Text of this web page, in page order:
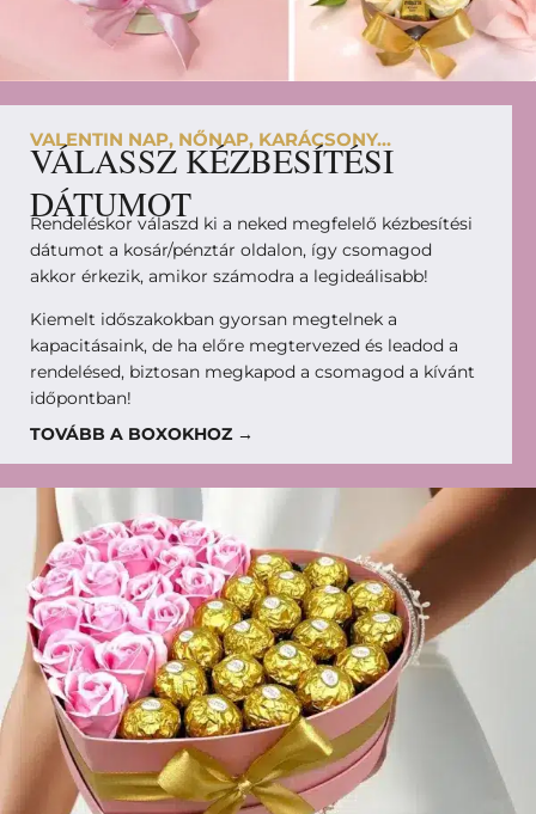
VALENTIN NAP, NŐNAP, KARÁCSONY...
VÁLASSZ KÉZBESÍTÉSI
DÁTUMOT
Rendeléskor válaszd ki a neked megfelelő kézbesítési
dátumot a kosár/pénztár oldalon, így csomagod
akkor érkezik, amikor számodra a legideálisabb!
Kiemelt időszakokban gyorsan megtelnek a
kapacitásaink, de ha előre megtervezed és leadod a
rendelésed, biztosan megkapod a csomagod a kívánt
időpontban!
TOVÁBB A BOXOKHOZ →